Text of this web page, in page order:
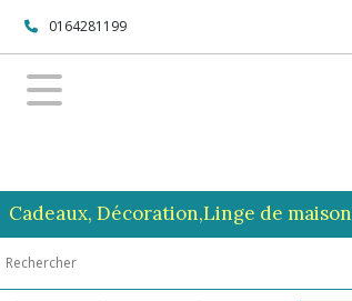
0164281199
Cadeaux, Décoration,Linge de maison